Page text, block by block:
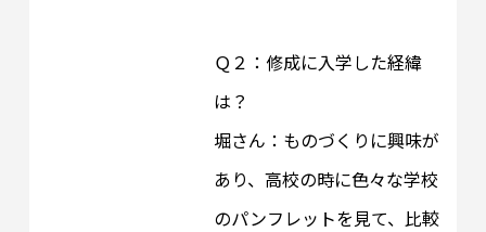
Ｑ２：修成に入学した経緯
は？
堀さん：ものづくりに興味が
あり、高校の時に色々な学校
のパンフレットを見て、比較